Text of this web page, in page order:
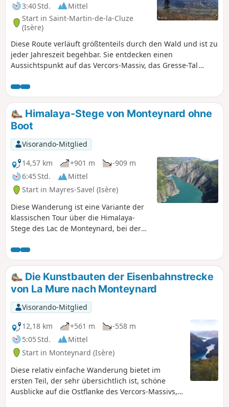
3:40 Std.
Mittel
Start in Saint-Martin-de-la-Cluze
(Isère)
Diese Route verläuft größtenteils durch den Wald und ist zu
jeder Jahreszeit begehbar. Sie entdecken einen
Aussichtspunkt auf das Vercors-Massiv, das Gresse-Tal
Commiers. Sie kommen auch in der Nähe des Château de
Paquier vorbei, das zu einer Pension umgebaut wurde.
Himalaya-Stege von Monteynard ohne
Boot
Visorando-Mitglied
14,57 km
+901 m
-909 m
6:45 Std.
Mittel
Start in Mayres-Savel (Isère)
Diese Wanderung ist eine Variante der
klassischen Tour über die Himalaya-
Stege des Lac de Monteynard, bei der
zurück zum Ausgangspunkt gehen
muss. Außerdem führt diese Route über
den Pas du Berlioz (sehr schöne
Aussicht auf den See) und die Pont de
Brion. Sie ist kaum länger als mit dem
Boot, da man nicht bis zur Anlegestelle
laufen muss, die ziemlich weit entfernt
ist. Allerdings muss ein Teil der Strecke
hin und zurück gelaufen werden.
Die Kunstbauten der Eisenbahnstrecke
von La Mure nach Monteynard
Visorando-Mitglied
12,18 km
+561 m
-558 m
5:05 Std.
Mittel
Start in Monteynard (Isère)
Diese relativ einfache Wanderung bietet im
ersten Teil, der sehr übersichtlich ist, schöne
Ausblicke auf die Ostflanke des Vercors-Massivs,